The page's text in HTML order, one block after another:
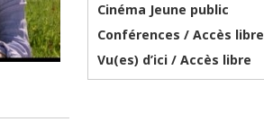
Cinéma Jeune public
Conférences / Accès libre
Vu(es) d’ici / Accès libre